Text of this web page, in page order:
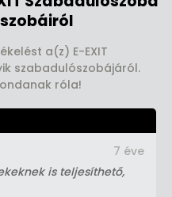
a(z) E-EXIT
szabadulószobájáról.
róla!
is teljesíthető,
7 éve